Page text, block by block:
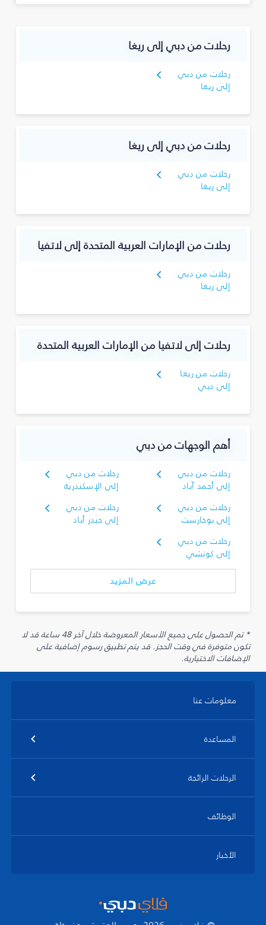
رحلات من دبي إلى ريغا
رحلات من دبي
إلى ريغا
رحلات من دبي إلى ريغا
رحلات من دبي
إلى ريغا
رحلات من الإمارات العربية المتحدة إلى لاتفيا
رحلات من دبي
إلى ريغا
رحلات إلى لاتفيا من الإمارات العربية المتحدة
رحلات من ريغا
إلى دبي
أهم الوجهات من دبي
رحلات من دبي
إلى أحمد آباد
رحلات من دبي
إلى الإسكندرية
رحلات من دبي
إلى بوخارست
رحلات من دبي
إلى حيدر أباد
رحلات من دبي
إلى كوتشي
عرض المزيد
* تم الحصول على جميع الأسعار المعروضة خلال آخر 48 ساعة قد لا
تكون متوفرة في وقت الحجز. قد يتم تطبيق رسوم إضافية على
الإضافات الاختيارية.
معلومات عنا
المساعدة
الرحلات الرائجة
الوظائف
الأخبار